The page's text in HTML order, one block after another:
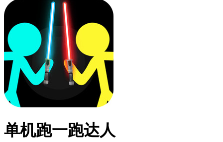
单机跑一跑达人